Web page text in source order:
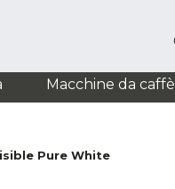
Macchine da caffè
Pure White